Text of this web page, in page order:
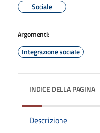
Sociale
Argomenti:
Integrazione sociale
INDICE DELLA PAGINA
Descrizione